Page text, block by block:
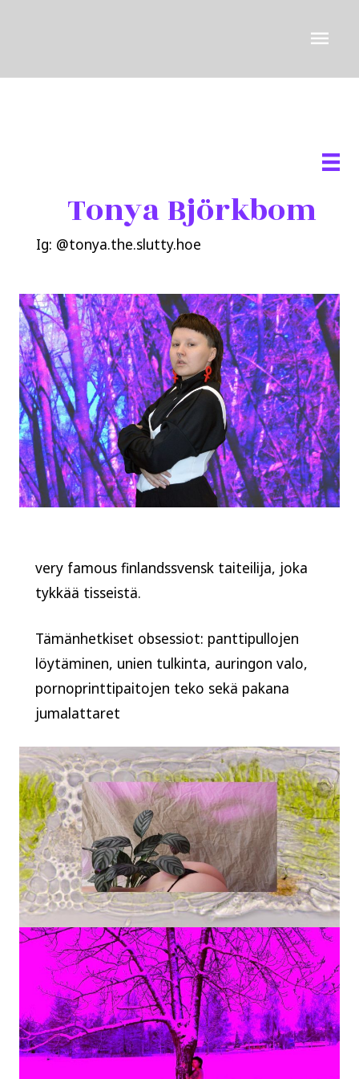
Tonya Björkbom
Ig: @tonya.the.slutty.hoe
very famous finlandssvensk taiteilija, joka
tykkää tisseistä.
Tämänhetkiset obsessiot: panttipullojen
löytäminen, unien tulkinta, auringon valo,
pornoprinttipaitojen teko sekä pakana
jumalattaret